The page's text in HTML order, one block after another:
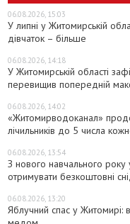
06.08.2026, 15:03
У липні у Житомирській
дівчаток – більше
06.08.2026, 14:18
У Житомирській області
перевищив попередній
06.08.2026, 14:02
«Житомирводоканал»
лічильників до 5 числа
06.08.2026, 13:54
З нового навчального
отримувати безкоштовні
06.08.2026, 13:20
Яблучний спас у Житомирі: